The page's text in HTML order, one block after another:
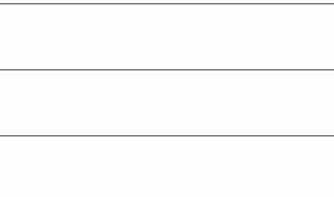
レソット
ソット
ドしたアロマスプレー